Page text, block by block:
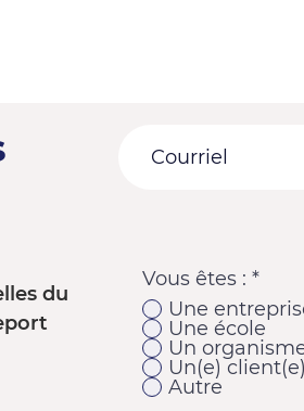
du
Vous êtes : *
Une
Une école
Un
Un(e)
Autre